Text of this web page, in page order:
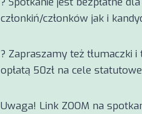
członkiń/członków jak i
? Zapraszamy też tłumaczki
opłatą 50zł na cele
Uwaga! Link ZOOM na